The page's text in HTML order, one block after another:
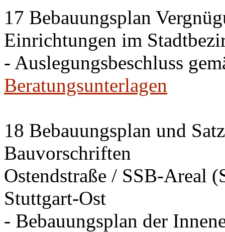
17 Bebauungsplan
Einrichtungen im
- Auslegungsbeschluss
Beratungsunterlagen
18 Bebauungsplan und
Bauvorschriften
Ostendstraße / SSB-Areal
Stuttgart-Ost
- Bebauungsplan der